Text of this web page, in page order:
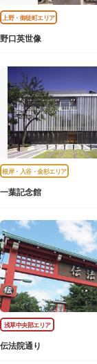
上野・御徒町エリア
野口英世像
根岸・入谷・金杉エリア
一葉記念館
浅草中央部エリア
伝法院通り